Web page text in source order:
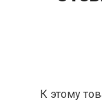
К этому